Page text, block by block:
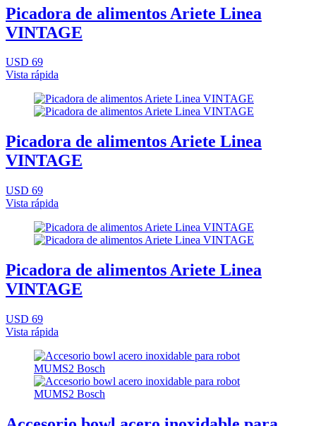
Picadora de alimentos Ariete Linea
VINTAGE
USD 69
Vista rápida
Picadora de alimentos Ariete Linea
VINTAGE
USD 69
Vista rápida
Picadora de alimentos Ariete Linea
VINTAGE
USD 69
Vista rápida